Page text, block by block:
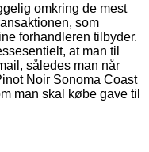
omkring de mest
som
forhandleren tilbyder.
at man til
således man når
Noir Sonoma Coast
man skal købe gave til